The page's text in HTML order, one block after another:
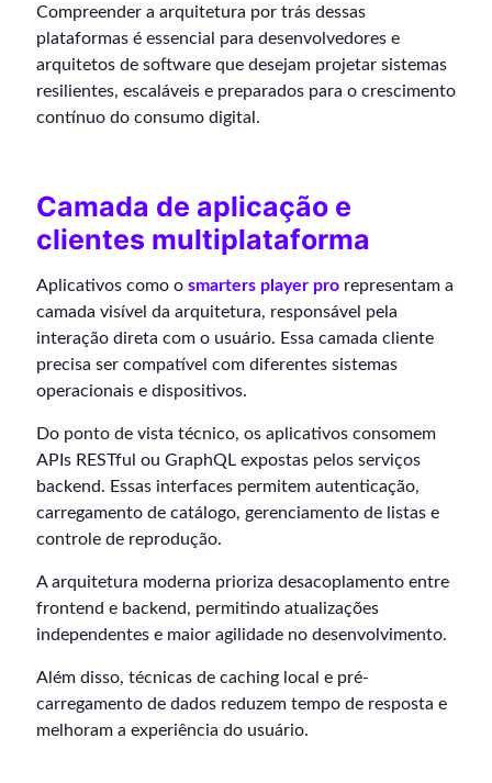
Compreender a arquitetura por trás dessas
plataformas é essencial para desenvolvedores e
arquitetos de software que desejam projetar sistemas
resilientes, escaláveis e preparados para o crescimento
contínuo do consumo digital.
Camada de aplicação e
clientes multiplataforma
Aplicativos como o smarters player pro representam a
camada visível da arquitetura, responsável pela
interação direta com o usuário. Essa camada cliente
precisa ser compatível com diferentes sistemas
operacionais e dispositivos.
Do ponto de vista técnico, os aplicativos consomem
APIs RESTful ou GraphQL expostas pelos serviços
backend. Essas interfaces permitem autenticação,
carregamento de catálogo, gerenciamento de listas e
controle de reprodução.
A arquitetura moderna prioriza desacoplamento entre
frontend e backend, permitindo atualizações
independentes e maior agilidade no desenvolvimento.
Além disso, técnicas de caching local e pré-
carregamento de dados reduzem tempo de resposta e
melhoram a experiência do usuário.